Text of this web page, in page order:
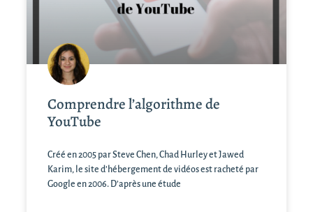
Comprendre l’algorithme de
YouTube
Créé en 2005 par Steve Chen, Chad Hurley et Jawed
Karim, le site d’hébergement de vidéos est racheté par
Google en 2006. D’après une étude